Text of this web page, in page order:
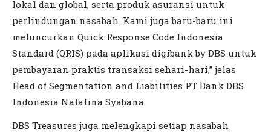
lokal dan global, serta produk asuransi untuk
perlindungan nasabah. Kami juga baru-baru ini
meluncurkan Quick Response Code Indonesia
Standard (QRIS) pada aplikasi digibank by DBS untuk
pembayaran praktis transaksi sehari-hari,” jelas
Head of Segmentation and Liabilities PT Bank DBS
Indonesia Natalina Syabana.
DBS Treasures juga melengkapi setiap nasabah